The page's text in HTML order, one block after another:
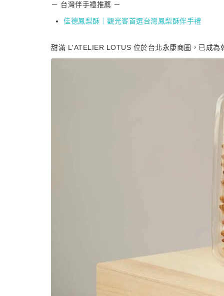
－ 台灣伴手禮推薦 －
佳德鳳梨酥｜觀光客首選台灣鳳梨酥伴手禮
甜滿 L'ATELIER LOTUS 位於台北永康商圈，已成為